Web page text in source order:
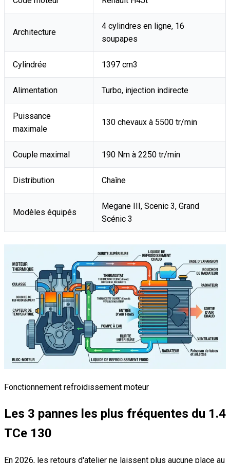
Architecture
4 cylindres en ligne, 16
soupapes
Cylindrée 1397 cm3
Alimentation Turbo, injection indirecte
Puissance
maximale
130 chevaux à 5500 tr/min
Couple maximal 190 Nm à 2250 tr/min
Distribution Chaîne
Modèles équipés
Megane III, Scenic 3, Grand
Scénic 3
Fonctionnement refroidissement moteur
Les 3 pannes les plus fréquentes du 1.4
TCe 130
En 2026, les retours d'atelier ne laissent plus aucune place au